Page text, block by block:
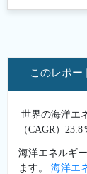
このレポー
世界の海洋エ
（CAGR）
海洋エネルギ
ます。 海洋エ